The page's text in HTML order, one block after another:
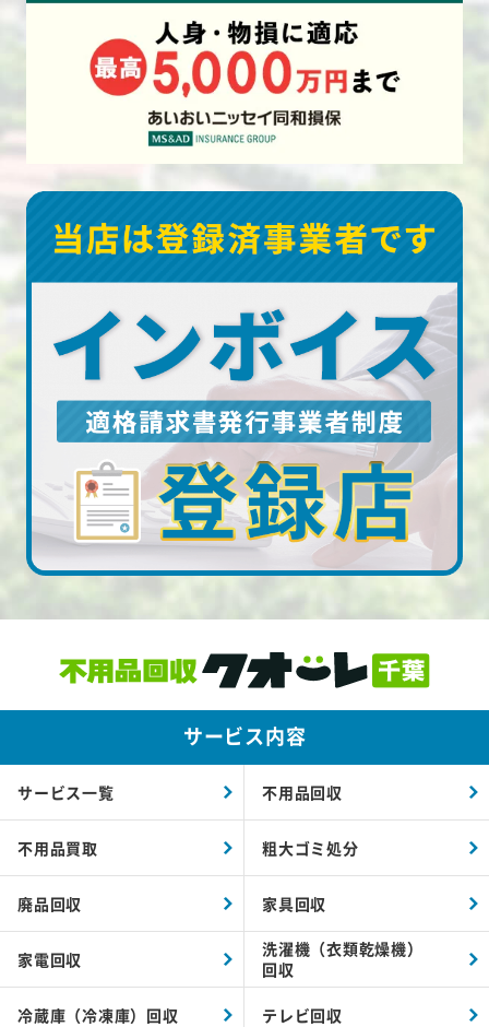
サービス内容
サービス一覧 不用品回収
不用品買取 粗大ゴミ処分
廃品回収 家具回収
家電回収
洗濯機（衣類乾燥機）
回収
冷蔵庫（冷凍庫）回収 テレビ回収